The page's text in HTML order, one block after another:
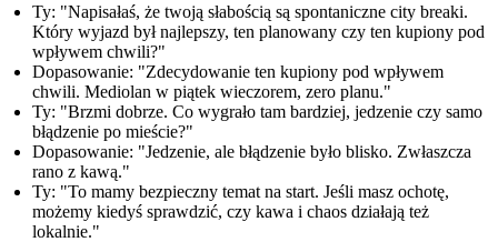
Ty: "Napisałaś, że twoją słabością są spontaniczne city breaki.
Który wyjazd był najlepszy, ten planowany czy ten kupiony pod
wpływem chwili?"
Dopasowanie: "Zdecydowanie ten kupiony pod wpływem
chwili. Mediolan w piątek wieczorem, zero planu."
Ty: "Brzmi dobrze. Co wygrało tam bardziej, jedzenie czy samo
błądzenie po mieście?"
Dopasowanie: "Jedzenie, ale błądzenie było blisko. Zwłaszcza
rano z kawą."
Ty: "To mamy bezpieczny temat na start. Jeśli masz ochotę,
możemy kiedyś sprawdzić, czy kawa i chaos działają też
lokalnie."